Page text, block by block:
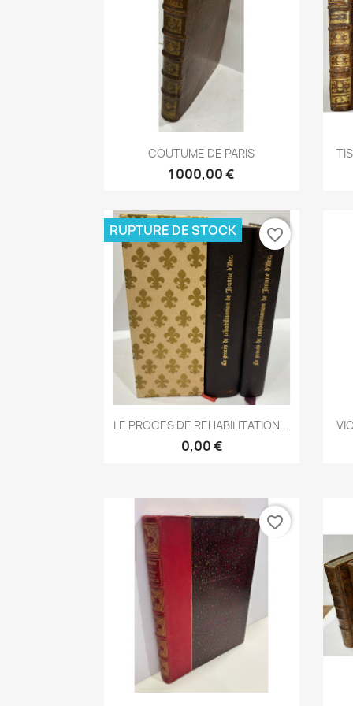
Aperçu rapide
COUTUME DE PARIS
1 000,00 €
Aperçu rapide
LE PROCES DE REHABILITATION...
0,00 €
RUPTURE DE STOCK favorite_border
favorite_border